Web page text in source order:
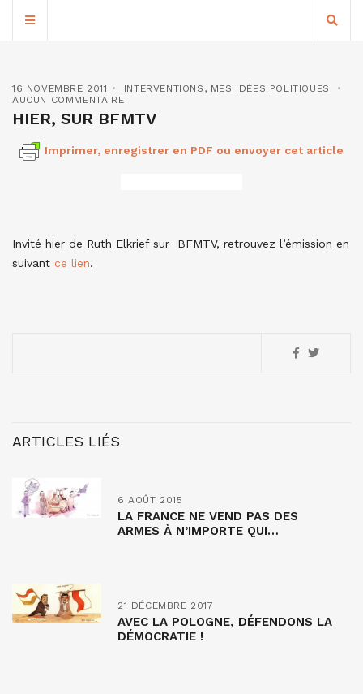
16 NOVEMBRE 2011 INTERVENTIONS , MES IDÉES POLITIQUES
AUCUN COMMENTAIRE
HIER, SUR BFMTV
Imprimer, enregistrer en PDF ou envoyer cet article
Invité hier de Ruth Elkrief sur BFMTV, retrouvez l’émission en
suivant ce lien.
ARTICLES LIÉS
6 AOÛT 2015
LA FRANCE NE VEND PAS DES
ARMES À N’IMPORTE QUI…
21 DÉCEMBRE 2017
AVEC LA POLOGNE, DÉFENDONS LA
DÉMOCRATIE !